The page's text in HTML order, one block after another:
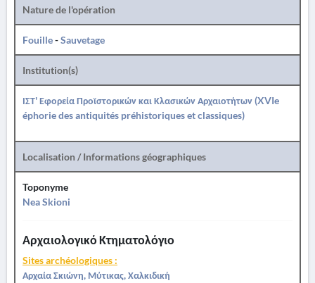
Nature de l'opération
Fouille-Sauvetage
Institution(s)
ΙΣΤ' Εφορεία Προϊστορικών και Κλασικών Αρχαιοτήτων (XVIe
éphorie des antiquités préhistoriques et classiques)
Localisation / Informations géographiques
Toponyme
Nea Skioni
Αρχαιολογικό Κτηματολόγιο
Sites archéologiques :
Αρχαία Σκιώνη, Μύτικας, Χαλκιδική